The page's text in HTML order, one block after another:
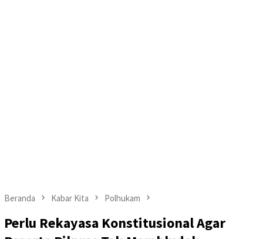
Beranda Kabar Kita Polhukam
Perlu Rekayasa Konstitusional Agar